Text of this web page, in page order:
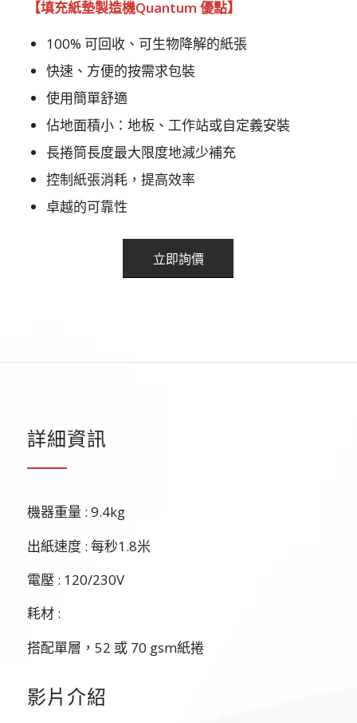
【填充紙墊製造機Quantum 優點】
100% 可回收、可生物降解的紙張
快速、方便的按需求包裝
使用簡單舒適
佔地面積小：地板、工作站或自定義安裝
長捲筒長度最大限度地減少補充
控制紙張消耗，提高效率
卓越的可靠性
立即詢價
詳細資訊
機器重量 : 9.4kg
出紙速度 : 每秒1.8米
電壓 : 120/230V
耗材 :
搭配單層，52 或 70 gsm紙捲
影片介紹